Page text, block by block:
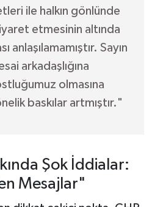
ile halkın gönlünde
etmesinin altında
anlaşılamamıştır. Sayın
arkadaşlığına
olmasına
baskılar artmıştır."
Şok İddialar:
Mesajlar"